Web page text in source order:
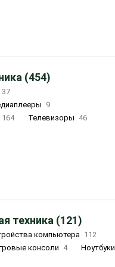
(454)
37
9
164 Телевизоры 46
техника (121)
компьютера 112
консоли 4 Ноутбуки